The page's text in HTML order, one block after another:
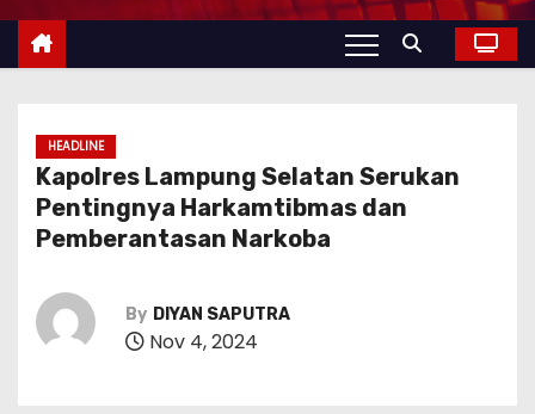
HEADLINE
Kapolres Lampung Selatan Serukan
Pentingnya Harkamtibmas dan
Pemberantasan Narkoba
By DIYAN SAPUTRA
Nov 4, 2024